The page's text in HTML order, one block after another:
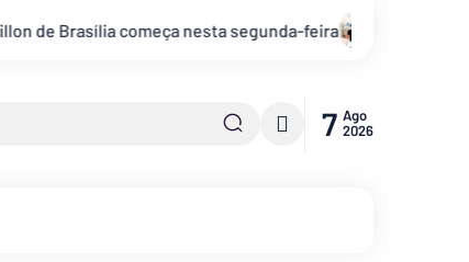
Está na hora de receber 2025 com o réveillon “Ano Novo,
7 Ago
2026